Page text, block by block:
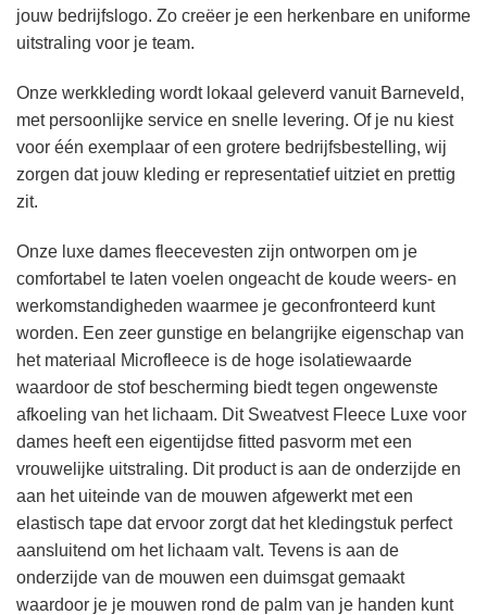
jouw bedrijfslogo. Zo creëer je een herkenbare en uniforme
uitstraling voor je team.
Onze werkkleding wordt lokaal geleverd vanuit Barneveld,
met persoonlijke service en snelle levering. Of je nu kiest
voor één exemplaar of een grotere bedrijfsbestelling, wij
zorgen dat jouw kleding er representatief uitziet en prettig
zit.
Onze luxe dames fleecevesten zijn ontworpen om je
comfortabel te laten voelen ongeacht de koude weers- en
werkomstandigheden waarmee je geconfronteerd kunt
worden. Een zeer gunstige en belangrijke eigenschap van
het materiaal Microfleece is de hoge isolatiewaarde
waardoor de stof bescherming biedt tegen ongewenste
afkoeling van het lichaam. Dit Sweatvest Fleece Luxe voor
dames heeft een eigentijdse fitted pasvorm met een
vrouwelijke uitstraling. Dit product is aan de onderzijde en
aan het uiteinde van de mouwen afgewerkt met een
elastisch tape dat ervoor zorgt dat het kledingstuk perfect
aansluitend om het lichaam valt. Tevens is aan de
onderzijde van de mouwen een duimsgat gemaakt
waardoor je je mouwen rond de palm van je handen kunt